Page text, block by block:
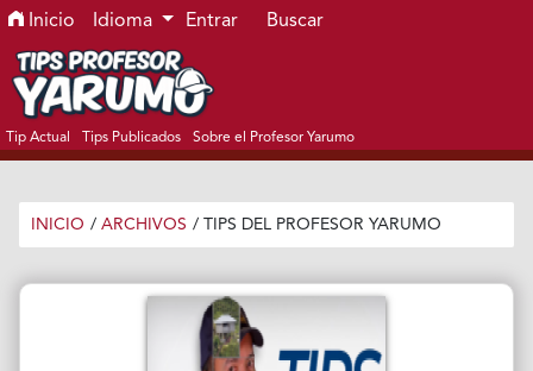
Ir al menú de navegación principal
Ir al contenido principal
Ir al pie de página del sitio
Inicio Idioma Entrar Buscar
Tip Actual Tips Publicados Sobre el Profesor Yarumo
INICIO / ARCHIVOS / TIPS DEL PROFESOR YARUMO